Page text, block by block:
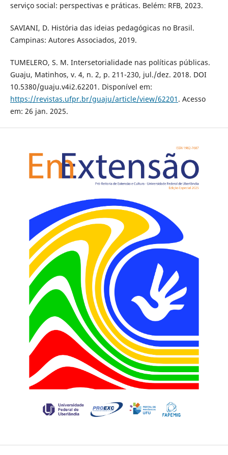
serviço social: perspectivas e práticas. Belém: RFB, 2023.
SAVIANI, D. História das ideias pedagógicas no Brasil.
Campinas: Autores Associados, 2019.
TUMELERO, S. M. Intersetorialidade nas políticas públicas.
Guaju, Matinhos, v. 4, n. 2, p. 211-230, jul./dez. 2018. DOI
10.5380/guaju.v4i2.62201. Disponível em:
https://revistas.ufpr.br/guaju/article/view/62201 . Acesso
em: 26 jan. 2025.